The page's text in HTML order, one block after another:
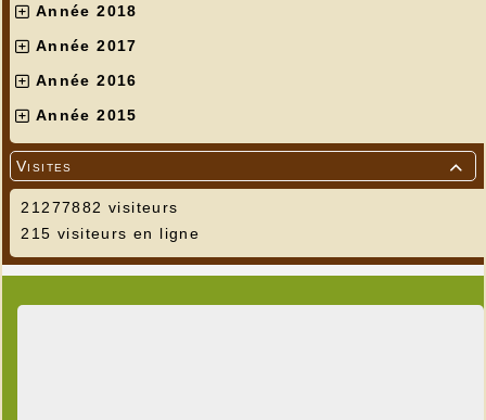
Année 2018
Année 2017
Année 2016
Année 2015

Visites
21277882 visiteurs
215 visiteurs en ligne